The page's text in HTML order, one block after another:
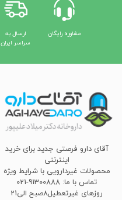
مشاوره رایگان
ارسال به
سراسر ایران
آقای دارو فرصتی جدید برای خرید
اینترنتی
محصولات غیردارویی با شرایط ویژه
تماس با ما: 91300888-021
روزهای غیرتعطیل8صبح الی21